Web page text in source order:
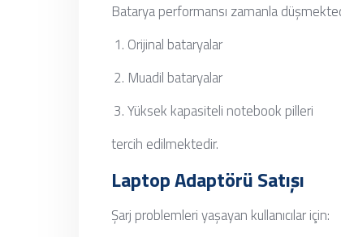
Batarya performansı zamanla
Orijinal bataryalar
Muadil bataryalar
Yüksek kapasiteli notebook pilleri
tercih edilmektedir.
Laptop Adaptörü Satışı
Şarj problemleri yaşayan kullanıcılar için: